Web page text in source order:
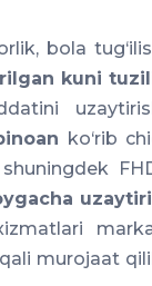
bola
kuni
ko‘rib
murojaat